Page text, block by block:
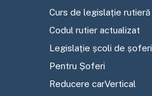
Curs de legislație rutieră
Codul rutier actualizat
Legislație școli de șoferi
Pentru Șoferi
Reducere carVertical